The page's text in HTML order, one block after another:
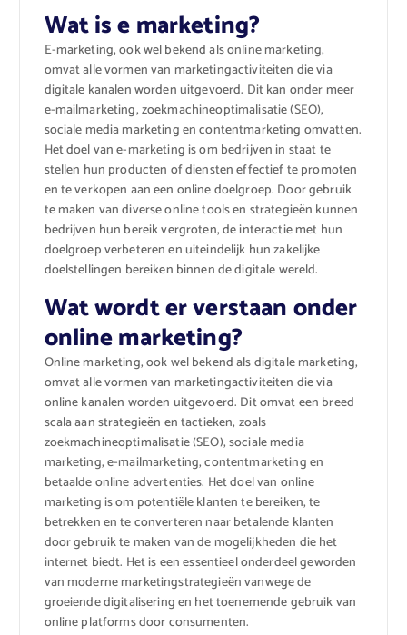
Wat is e marketing?
E-marketing, ook wel bekend als online marketing,
omvat alle vormen van marketingactiviteiten die via
digitale kanalen worden uitgevoerd. Dit kan onder meer
e-mailmarketing, zoekmachineoptimalisatie (SEO),
sociale media marketing en contentmarketing omvatten.
Het doel van e-marketing is om bedrijven in staat te
stellen hun producten of diensten effectief te promoten
en te verkopen aan een online doelgroep. Door gebruik
te maken van diverse online tools en strategieën kunnen
bedrijven hun bereik vergroten, de interactie met hun
doelgroep verbeteren en uiteindelijk hun zakelijke
doelstellingen bereiken binnen de digitale wereld.
Wat wordt er verstaan onder
online marketing?
Online marketing, ook wel bekend als digitale marketing,
omvat alle vormen van marketingactiviteiten die via
online kanalen worden uitgevoerd. Dit omvat een breed
scala aan strategieën en tactieken, zoals
zoekmachineoptimalisatie (SEO), sociale media
marketing, e-mailmarketing, contentmarketing en
betaalde online advertenties. Het doel van online
marketing is om potentiële klanten te bereiken, te
betrekken en te converteren naar betalende klanten
door gebruik te maken van de mogelijkheden die het
internet biedt. Het is een essentieel onderdeel geworden
van moderne marketingstrategieën vanwege de
groeiende digitalisering en het toenemende gebruik van
online platforms door consumenten.